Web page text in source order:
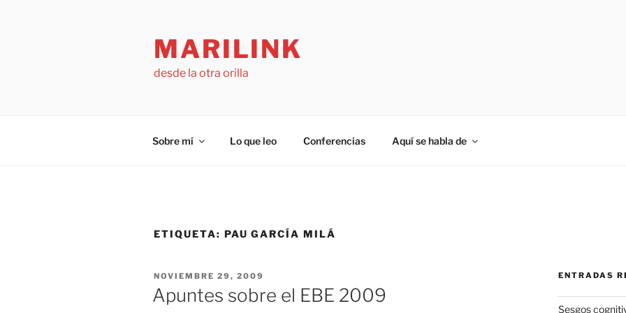
MARILINK
desde la otra orilla
Sobre mí Lo que leo Conferencias Aquí se habla de
ETIQUETA: PAU GARCÍA MILÁ
PUBLICADO
EL
NOVIEMBRE 29, 2009
Apuntes sobre el EBE 2009
ENTRADAS
Sesgos